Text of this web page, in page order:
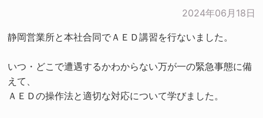
2024年06月18日
静岡営業所と本社合同でＡＥＤ講習を行ないました。
いつ・どこで遭遇するかわからない万が一の緊急事態に備
えて、
ＡＥＤの操作法と適切な対応について学びました。